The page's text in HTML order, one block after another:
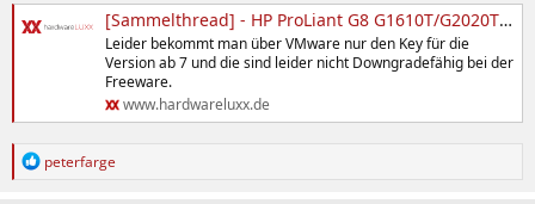
[Sammelthread] - HP ProLiant G8 G1610T/G2020T/i3-3240/E3-1220Lv2 MicroServer
Leider bekommt man über VMware nur den Key für die
Version ab 7 und die sind leider nicht Downgradefähig bei der
Freeware.
www.hardwareluxx.de
R
peterfarge